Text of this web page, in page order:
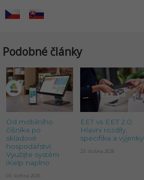
Podobné články
Od mobilního
číšníka po
skladové
hospodářství.
Využijte systém
iKelp naplno
03. května 2026
EET vs EET 2.0:
Hlavní rozdíly,
specifika a výjimky
23. dubna 2026